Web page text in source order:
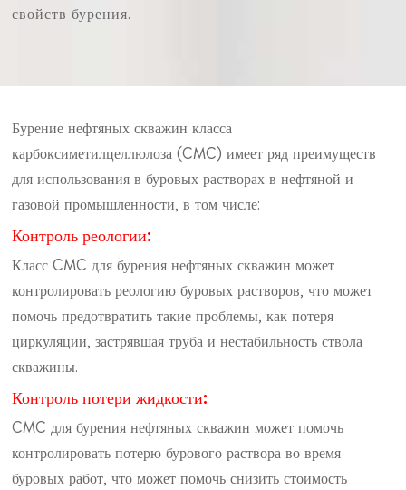
свойств бурения.
Бурение нефтяных скважин класса
карбоксиметилцеллюлоза (CMC) имеет ряд преимуществ
для использования в буровых растворах в нефтяной и
газовой промышленности, в том числе:
Контроль реологии:
Класс CMC для бурения нефтяных скважин может
контролировать реологию буровых растворов, что может
помочь предотвратить такие проблемы, как потеря
циркуляции, застрявшая труба и нестабильность ствола
скважины.
Контроль потери жидкости:
CMC для бурения нефтяных скважин может помочь
контролировать потерю бурового раствора во время
буровых работ, что может помочь снизить стоимость